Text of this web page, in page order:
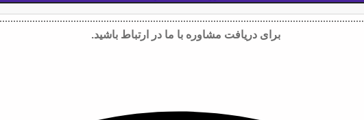
برای دریافت مشاوره با ما در ارتباط باشید.